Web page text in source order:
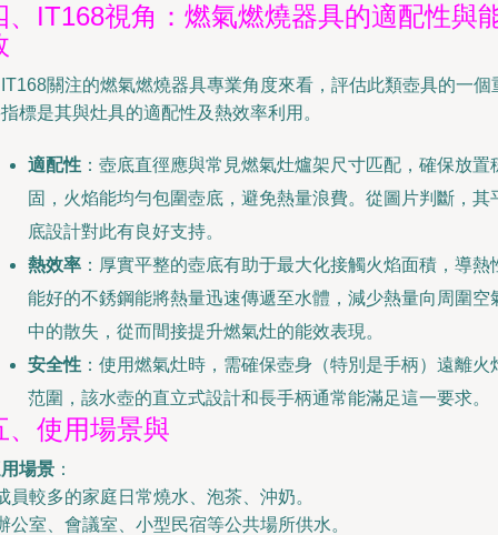
、IT168視角：燃氣燃燒器具的適配性與
關注的燃氣燃燒器具專業角度來看，評估此類壺具的一個
標是其與灶具的適配性及熱效率利用。
適配性 ：壺底直徑應與常見燃氣灶爐架尺寸匹配，確保放置
固，火焰能均勻包圍壺底，避免熱量浪費。從圖片判斷，其
底設計對此有良好支持。
熱效率 ：厚實平整的壺底有助于最大化接觸火焰面積，導熱
能好的不銹鋼能將熱量迅速傳遞至水體，減少熱量向周圍空
中的散失，從而間接提升燃氣灶的能效表現。
安全性 ：使用燃氣灶時，需確保壺身（特別是手柄）遠離火
范圍，該水壺的直立式設計和長手柄通常能滿足這一要求。
、使用場景與
場景 ：
員較多的家庭日常燒水、泡茶、沖奶。
公室、會議室、小型民宿等公共場所供水。